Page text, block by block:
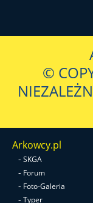
©
Arkowcy.pl
- SKGA
- Forum
- Foto-Galeria
- Typer